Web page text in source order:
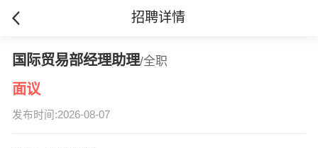
招聘详情
国际贸易部经理助理/全职
面议
发布时间:2026-08-07